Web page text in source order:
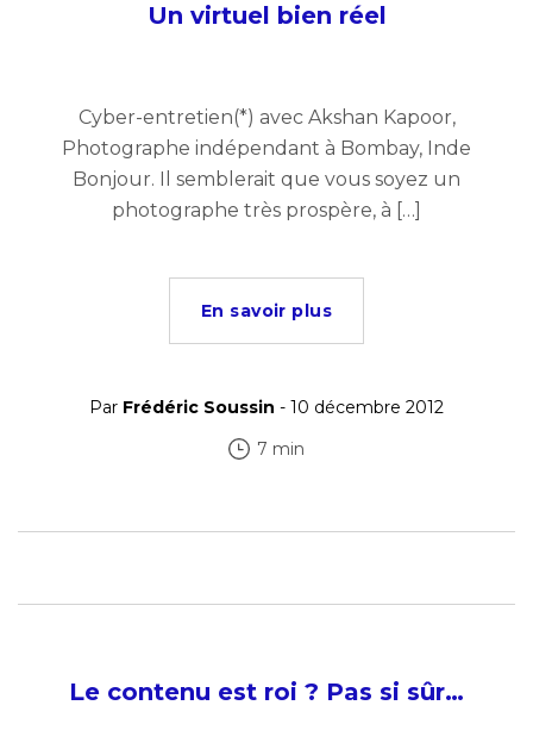
Un virtuel bien réel
Cyber-entretien(*) avec Akshan Kapoor,
Photographe indépendant à Bombay, Inde
Bonjour. Il semblerait que vous soyez un
photographe très prospère, à […]
En savoir plus
Par Frédéric Soussin - 10 décembre 2012
7 min
Le contenu est roi ? Pas si sûr…